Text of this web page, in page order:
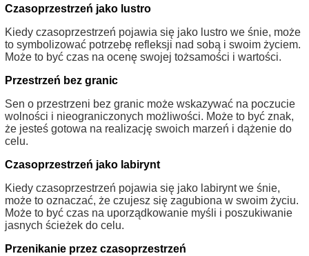
Czasoprzestrzeń jako lustro
Kiedy czasoprzestrzeń pojawia się jako lustro we śnie, może
to symbolizować potrzebę refleksji nad sobą i swoim życiem.
Może to być czas na ocenę swojej tożsamości i wartości.
Przestrzeń bez granic
Sen o przestrzeni bez granic może wskazywać na poczucie
wolności i nieograniczonych możliwości. Może to być znak,
że jesteś gotowa na realizację swoich marzeń i dążenie do
celu.
Czasoprzestrzeń jako labirynt
Kiedy czasoprzestrzeń pojawia się jako labirynt we śnie,
może to oznaczać, że czujesz się zagubiona w swoim życiu.
Może to być czas na uporządkowanie myśli i poszukiwanie
jasnych ścieżek do celu.
Przenikanie przez czasoprzestrzeń